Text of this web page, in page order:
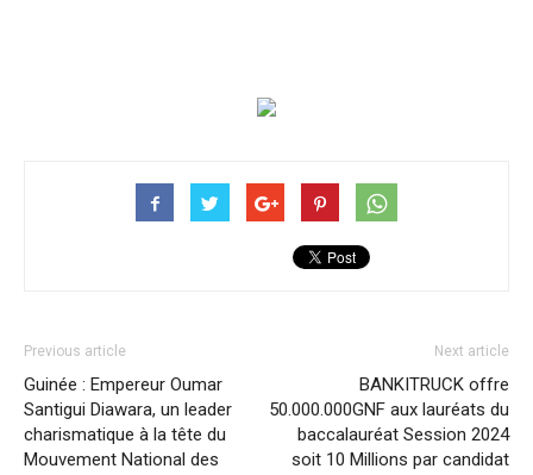
Previous article
Guinée : Empereur Oumar
Santigui Diawara, un leader
charismatique à la tête du
Mouvement National des
Next article
BANKITRUCK offre
50.000.000GNF aux lauréats du
baccalauréat Session 2024
soit 10 Millions par candidat